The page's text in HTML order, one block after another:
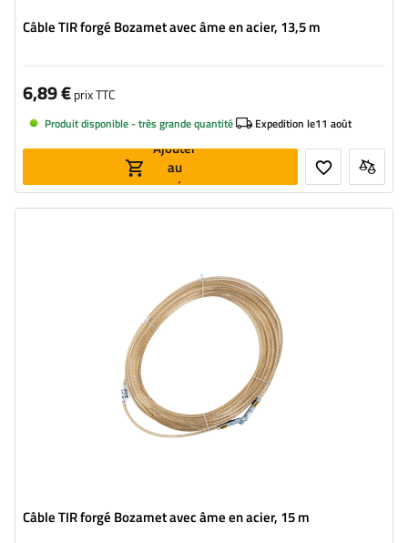
Câble TIR forgé Bozamet avec âme en acier, 13,5 m
6,89 €prix TTC
Produit disponible - très grande quantité Expedition le11 août
Ajouter
au
panier
Câble TIR forgé Bozamet avec âme en acier, 15 m